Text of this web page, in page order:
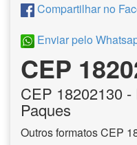
Compartilhar no
Enviar pelo
CEP
CEP 18202130 -
Paques
Outros formatos CEP